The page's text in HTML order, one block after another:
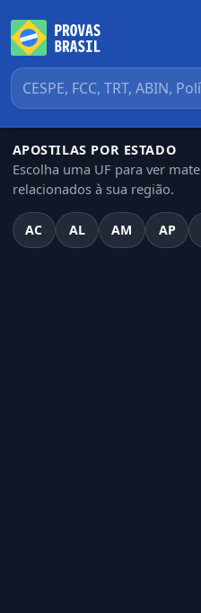
APOSTILAS POR ESTADO
Escolha uma UF para ver
relacionados à sua região.
AC AL AM AP